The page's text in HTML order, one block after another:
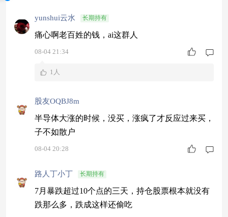
yunshui云水 长期持有
痛心啊老百姓的钱，ai这群人
08-04 21:34
1人
股友OQBJ8m
半导体大涨的时候，没买，涨疯了才反应过来买，
子不如散户
08-04 20:28
路人丁小丁 长期持有
7月暴跌超过10个点的三天，持仓股票根本就没有
跌那么多，跌成这样还偷吃